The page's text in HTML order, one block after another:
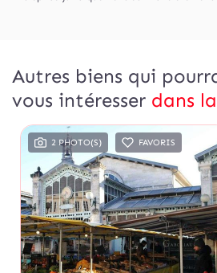
Autres biens qui
vous intéresser dans
2 PHOTO(S) FAVORIS